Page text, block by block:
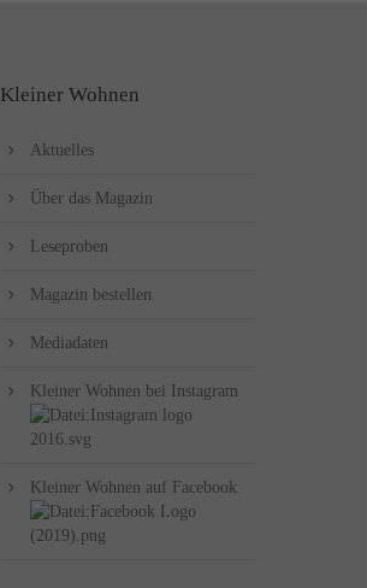
Kleiner Wohnen
Aktuelles
Über das Magazin
Leseproben
Magazin bestellen
Mediadaten
Kleiner Wohnen bei Instagram
Kleiner Wohnen auf Facebook